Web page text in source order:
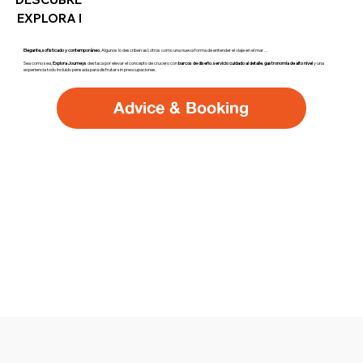
EXPLORA I
Elegante, sofisticado y contemporáneo. Algunos lo describen así; otros como una nueva forma de entender el viaje en el mar…
Sea como sea, Explora Journeys destaca por elevar el concepto de crucero conbarcos de diseño,servicio cuidado al detalle,gastronomía de alto nively una
experiencia todo incluido pensada para disfrutar sin preocupaciones.
Advice & Booking